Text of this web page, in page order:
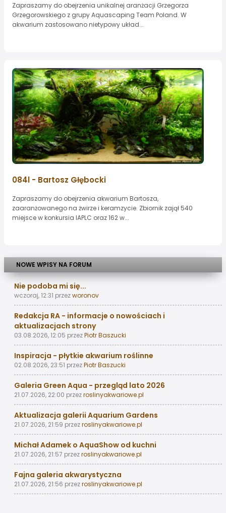
Zapraszamy do obejrzenia unikalnej aranżacji Grzegorza
Grzegorowskiego z grupy Aquascaping Team Poland. W
akwarium zastosowano nietypowy układ...
084l - Bartosz Głębocki
Zapraszamy do obejrzenia akwarium Bartosza,
zaaranżowanego na żwirze i keramzycie. Zbiornik zajął 540
miejsce w konkursia IAPLC oraz 162 w...
NOWE WPISY NA FORUM
Nie podoba mi się...
wczoraj, 12:31 przezworonov
Redakcja RA - informacje o nowościach i
aktualizacjach strony
03.08.2026, 12:05 przezPiotr Baszucki
Inspiracja - płytkie akwarium roślinne
02.08.2026, 23:51 przezPiotr Baszucki
Galeria Green Aqua - przegląd lato 2026
21.07.2026, 22:00 przezroslinyakwariowe.pl
Aktualizacja galerii Aquarium Gardens
21.07.2026, 21:59 przezroslinyakwariowe.pl
Michał Adamek o AquaShow od kuchni
21.07.2026, 21:57 przezroslinyakwariowe.pl
Fajna galeria akwarystyczna
21.07.2026, 21:56 przezroslinyakwariowe.pl